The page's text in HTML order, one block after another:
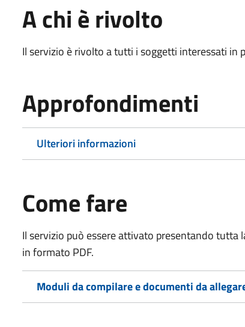
A chi è rivolto
Il servizio è rivolto a tutti i soggetti interessati in
Approfondimenti
Ulteriori informazioni
Come fare
Il servizio può essere attivato presentando
in formato PDF.
Moduli da compilare e documenti da